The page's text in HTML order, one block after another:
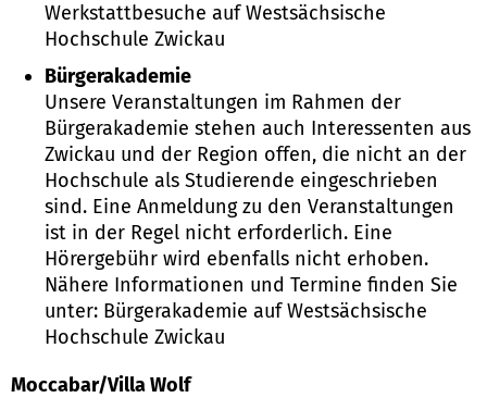
Werkstattbesuche auf Westsächsische
Hochschule Zwickau
Bürgerakademie
Unsere Veranstaltungen im Rahmen der
Bürgerakademie stehen auch Interessenten aus
Zwickau und der Region offen, die nicht an der
Hochschule als Studierende eingeschrieben
sind. Eine Anmeldung zu den Veranstaltungen
ist in der Regel nicht erforderlich. Eine
Hörergebühr wird ebenfalls nicht erhoben.
Nähere Informationen und Termine finden Sie
unter: Bürgerakademie auf Westsächsische
Hochschule Zwickau
Moccabar/Villa Wolf